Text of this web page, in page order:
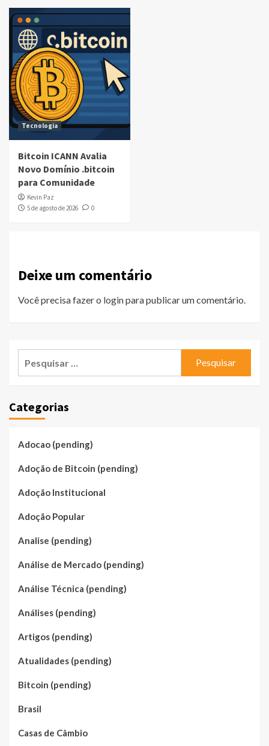
Tecnologia
Bitcoin ICANN Avalia
Novo Domínio .bitcoin
para Comunidade
Kevin Paz
5 de agosto de 2026
0
Deixe um comentário
Você precisa fazer o loginpara publicar um comentário.
Categorias
Adocao (pending)
Adoção de Bitcoin (pending)
Adoção Institucional
Adoção Popular
Analise (pending)
Análise de Mercado (pending)
Análise Técnica (pending)
Análises (pending)
Artigos (pending)
Atualidades (pending)
Bitcoin (pending)
Brasil
Casas de Câmbio